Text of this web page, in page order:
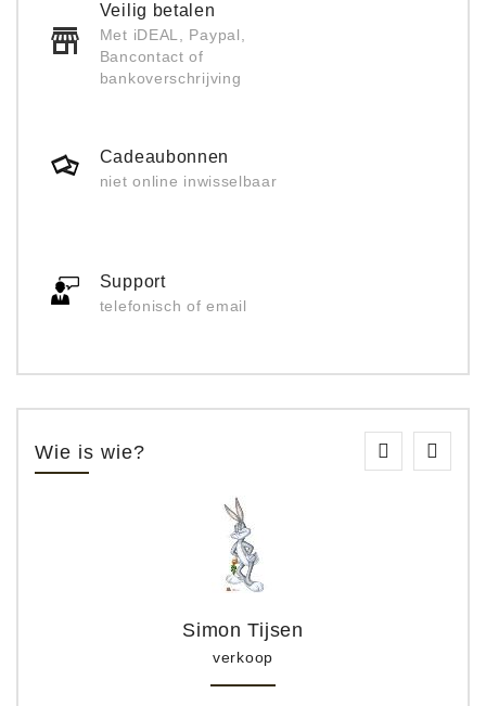
Veilig betalen
Met iDEAL, Paypal,
Bancontact of
bankoverschrijving
Cadeaubonnen
niet online inwisselbaar
Support
telefonisch of email
Wie is wie?
Simon Tijsen
verkoop